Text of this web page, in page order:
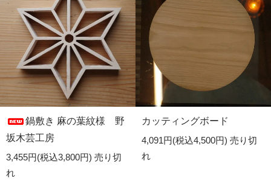
鍋敷き 麻の葉紋様 野
坂木芸工房
3,455円(税込3,800円) 売り切
れ
カッティングボード
4,091円(税込4,500円) 売り切
れ